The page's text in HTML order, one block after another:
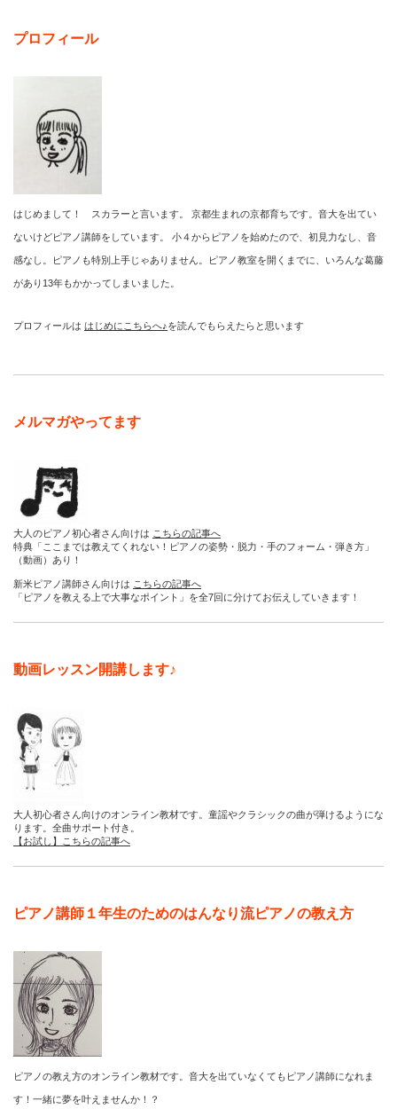
プロフィール
はじめまして！ スカラーと言います。 京都生まれの京都育ちです。音大を出てい
ないけどピアノ講師をしています。 小４からピアノを始めたので、初見力なし、音
感なし。ピアノも特別上手じゃありません。ピアノ教室を開くまでに、いろんな葛藤
があり13年もかかってしまいました。
プロフィールは はじめにこちらへ♪を読んでもらえたらと思います
メルマガやってます
大人のピアノ初心者さん向けは こちらの記事へ
特典「ここまでは教えてくれない！ピアノの姿勢・脱力・手のフォーム・弾き方」
（動画）あり！
新米ピアノ講師さん向けは こちらの記事へ
「ピアノを教える上で大事なポイント」を全7回に分けてお伝えしていきます！
動画レッスン開講します♪
大人初心者さん向けのオンライン教材です。童謡やクラシックの曲が弾けるようにな
ります。全曲サポート付き。
【お試し】こちらの記事へ
ピアノ講師１年生のためのはんなり流ピアノの教え方
ピアノの教え方のオンライン教材です。音大を出ていなくてもピアノ講師になれま
す！一緒に夢を叶えませんか！？